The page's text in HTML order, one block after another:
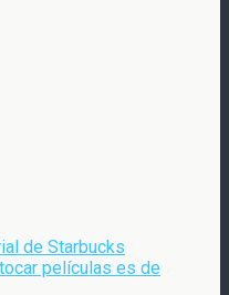
de Starbucks
películas es de